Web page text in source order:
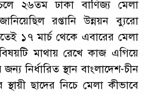
২৬তম ঢাকা বাণিজ্য মেলা
রপ্তানি উন্নয়ন ব্যুরো
১৭ মার্চ থেকে এবারের মেলা
মাথায় রেখে কাজ এগিয়ে
নির্ধারিত স্থান বাংলাদেশ-চীন
স্থায়ী ছাদের নিচে মেলা কীভাবে